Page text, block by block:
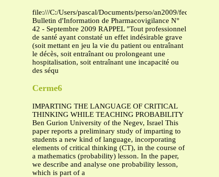
file:///C:/Users/pascal/Documents/perso/an2009/fede09/site/
Bulletin d'Information de Pharmacovigilance N°
42 - Septembre 2009 RAPPEL "Tout professionnel
de santé ayant constaté un effet indésirable grave
(soit mettant en jeu la vie du patient ou entraînant
le décès, soit entraînant ou prolongeant une
hospitalisation, soit entraînant une incapacité ou
des séqu
Cerme6
IMPARTING THE LANGUAGE OF CRITICAL
THINKING WHILE TEACHING PROBABILITY
Ben Gurion University of the Negev, Israel This
paper reports a preliminary study of imparting to
students a new kind of language, incorporating
elements of critical thinking (CT), in the course of
a mathematics (probability) lesson. In the paper,
we describe and analyse one probability lesson,
which is part of a